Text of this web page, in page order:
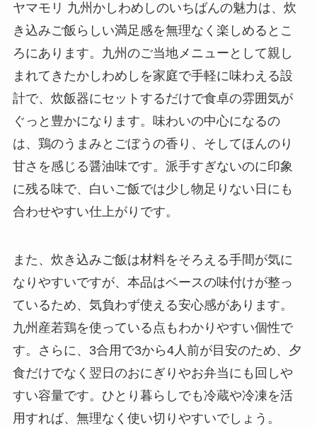
ヤマモリ 九州かしわめしのいちばんの魅力は、炊
き込みご飯らしい満足感を無理なく楽しめるとこ
ろにあります。九州のご当地メニューとして親し
まれてきたかしわめしを家庭で手軽に味わえる設
計で、炊飯器にセットするだけで食卓の雰囲気が
ぐっと豊かになります。味わいの中心になるの
は、鶏のうまみとごぼうの香り、そしてほんのり
甘さを感じる醤油味です。派手すぎないのに印象
に残る味で、白いご飯では少し物足りない日にも
合わせやすい仕上がりです。
また、炊き込みご飯は材料をそろえる手間が気に
なりやすいですが、本品はベースの味付けが整っ
ているため、気負わず使える安心感があります。
九州産若鶏を使っている点もわかりやすい個性で
す。さらに、3合用で3から4人前が目安のため、夕
食だけでなく翌日のおにぎりやお弁当にも回しや
すい容量です。ひとり暮らしでも冷蔵や冷凍を活
用すれば、無理なく使い切りやすいでしょう。